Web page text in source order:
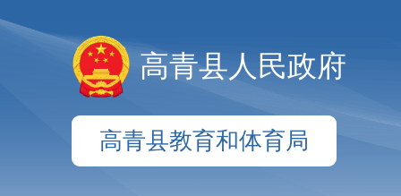
高青县人民政府
高青县教育和体育局